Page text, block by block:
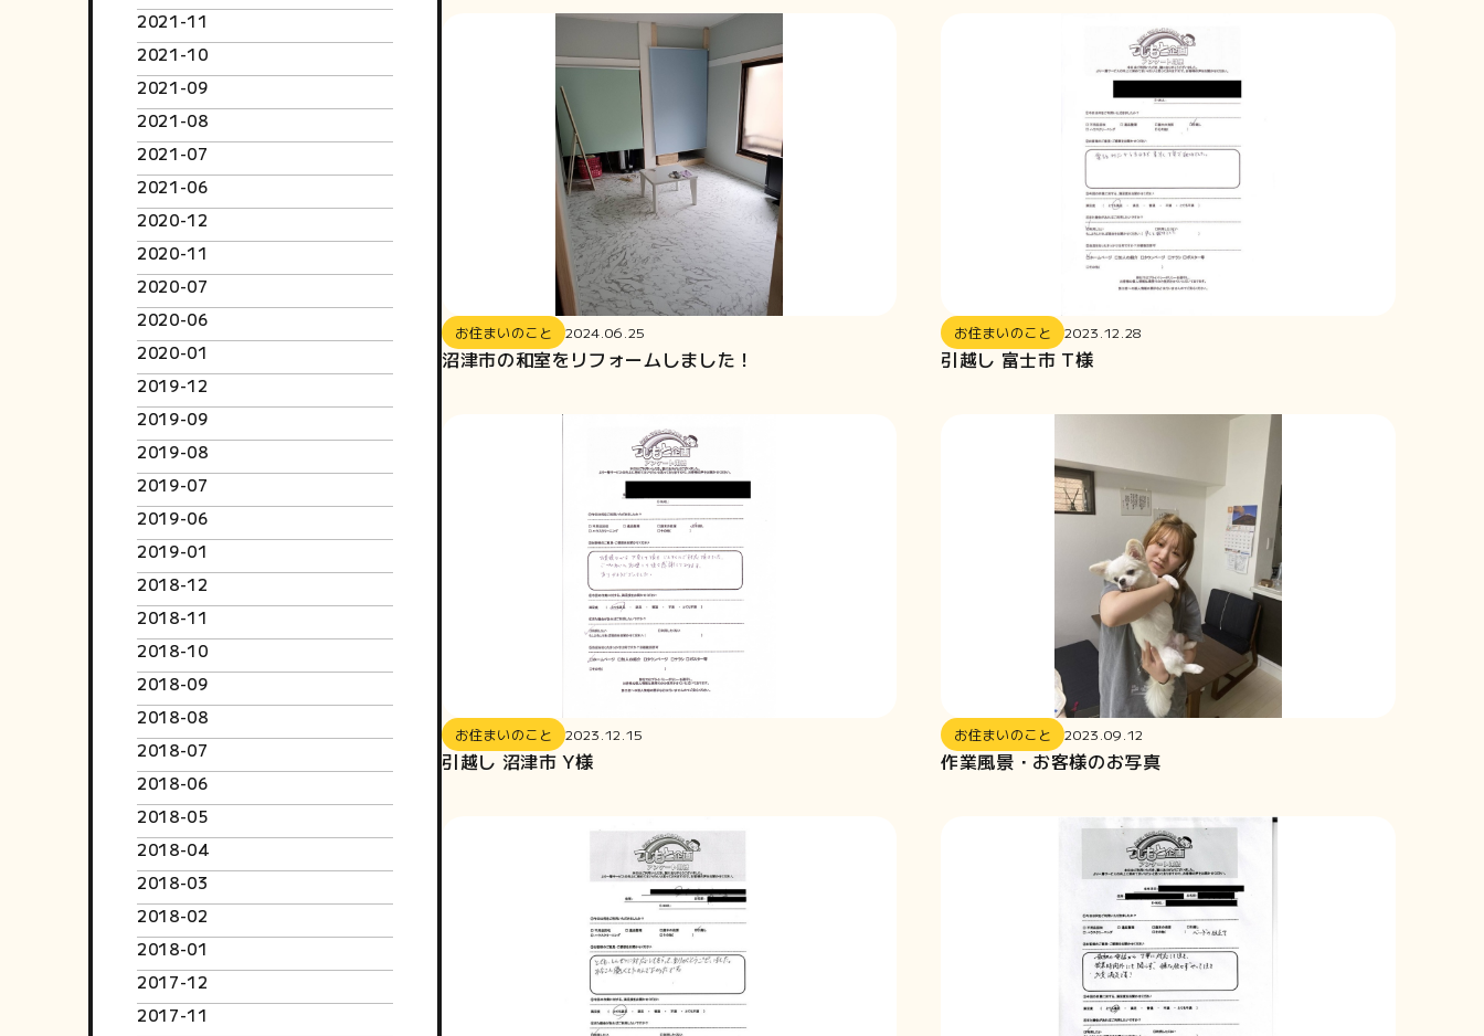
2021-11
2021-10
2021-09
2021-08
2021-07
2021-06
2020-12
2020-11
2020-07
2020-06
2020-01
2019-12
2019-09
2019-08
2019-07
2019-06
2019-01
2018-12
2018-11
2018-10
2018-09
2018-08
2018-07
2018-06
2018-05
2018-04
2018-03
2018-02
2018-01
2017-12
2017-11
お住まいのこと 2024.06.25
沼津市の和室をリフォームしました！
お住まいのこと 2023.12.28
引越し 富士市 T様
お住まいのこと 2023.12.15
引越し 沼津市 Y様
お住まいのこと 2023.09.12
作業風景・お客様のお写真